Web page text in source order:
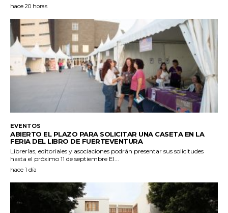
hace 20 horas
EVENTOS
ABIERTO EL PLAZO PARA SOLICITAR UNA CASETA EN LA
FERIA DEL LIBRO DE FUERTEVENTURA
Librerías, editoriales y asociaciones podrán presentar sus solicitudes
hasta el próximo 11 de septiembre El...
hace 1 día